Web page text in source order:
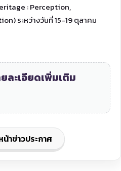
: Perception,
ระหว่างวันที่ 15-19 ตุลาคม
ละเอียดเพิ่มเติม
าข่าวประกาศ